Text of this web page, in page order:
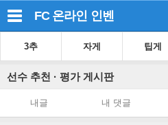
FC 온라인 인벤
3추 자게 팁게
선수 추천 · 평가 게시판
내글 내 댓글